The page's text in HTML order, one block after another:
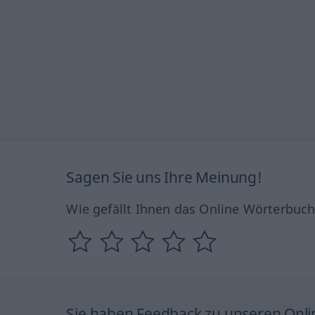
Sagen Sie uns Ihre Meinung!
Wie gefällt Ihnen das Online